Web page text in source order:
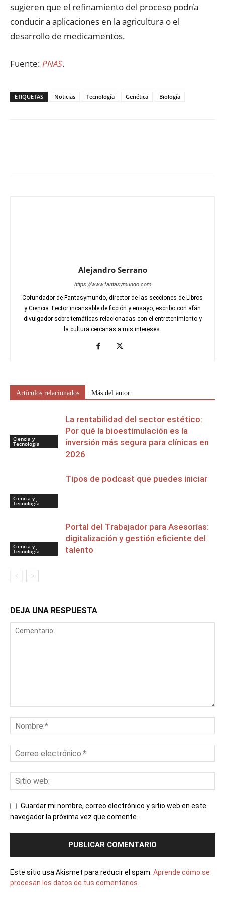
sugieren que el refinamiento del proceso podría
conducir a aplicaciones en la agricultura o el
desarrollo de medicamentos.
Fuente: PNAS.
ETIQUETAS Noticias Tecnología Genética Biología
Alejandro Serrano
https://www.fantasymundo.com
Cofundador de Fantasymundo, director de las secciones de Libros
y Ciencia. Lector incansable de ficción y ensayo, escribo con afán
divulgador sobre temáticas relacionadas con el entretenimiento y
la cultura cercanas a mis intereses.
Artículos relacionados Más del autor
Ciencia y
Tecnología
La rentabilidad del sector estético:
Por qué la bioestimulación es la
inversión más segura para clínicas en
2026
Ciencia y
Tecnología
Tipos de podcast que puedes iniciar
Ciencia y
Tecnología
Portal del Trabajador para Asesorías:
digitalización y gestión eficiente del
talento
DEJA UNA RESPUESTA
Guardar mi nombre, correo electrónico y sitio web en este
navegador la próxima vez que comente.
Este sitio usa Akismet para reducir el spam. Aprende cómo se
procesan los datos de tus comentarios.